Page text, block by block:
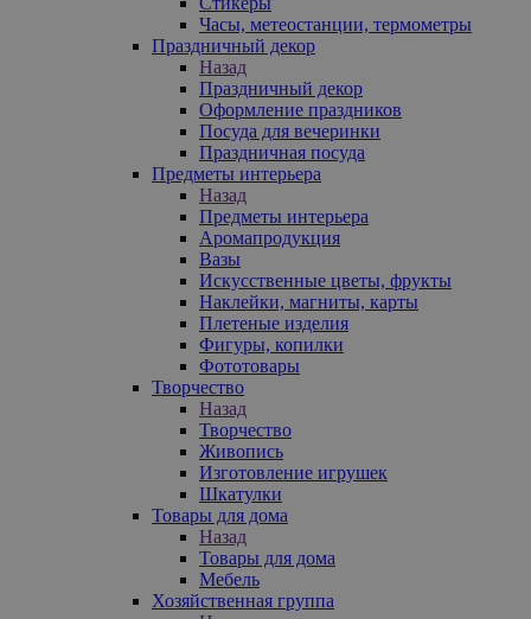
Часы, метеостанции, термометры
Праздничный декор
Назад
Праздничный декор
Оформление праздников
Посуда для вечеринки
Праздничная посуда
Предметы интерьера
Назад
Предметы интерьера
Аромапродукция
Вазы
Искусственные цветы, фрукты
Наклейки, магниты, карты
Плетеные изделия
Фигуры, копилки
Фототовары
Творчество
Назад
Творчество
Живопись
Изготовление игрушек
Шкатулки
Товары для дома
Назад
Товары для дома
Мебель
Хозяйственная группа